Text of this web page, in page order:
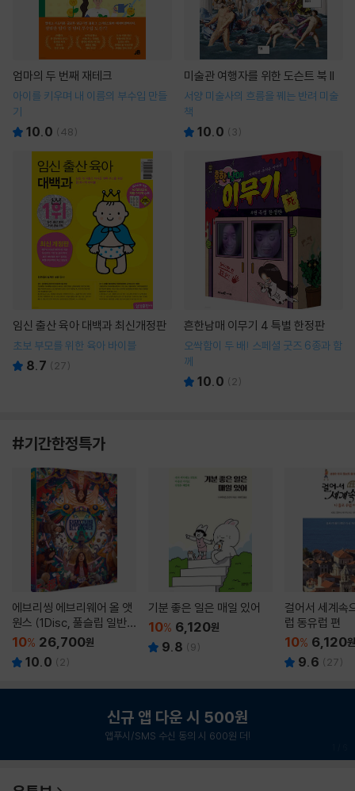
엄마의 두 번째 재테크
아이를 키우며 내 이름의 부수입 만들
기
10.0 (48)
미술관 여행자를 위한 도슨트 북 II
서양 미술사의 흐름을 꿰는 반려 미술
책
10.0 ( 3)
임신 출산 육아 대백과 최신개정판
초보 부모를 위한 육아 바이블
8.7 ( 27)
흔한남매 이무기 4 특별 한정판
오싹함이 두 배! 스페셜 굿즈 6종과 함
께
10.0 ( 2)
#기간한정특가
에브리씽 에브리웨어 올 앳
원스 (1Disc, 풀슬립 일반
판) : 블루레이
10% 26,700원
10.0 ( 2)
기분 좋은 일은 매일 있어
10% 6,120원
9.8 (9)
걸어서 세계속
럽 동유럽 편
10% 6,120원
9.6 ( 27)
신규 앱 다운 시 500원
앱푸시/SMS 수신 동의 시 600원 더!